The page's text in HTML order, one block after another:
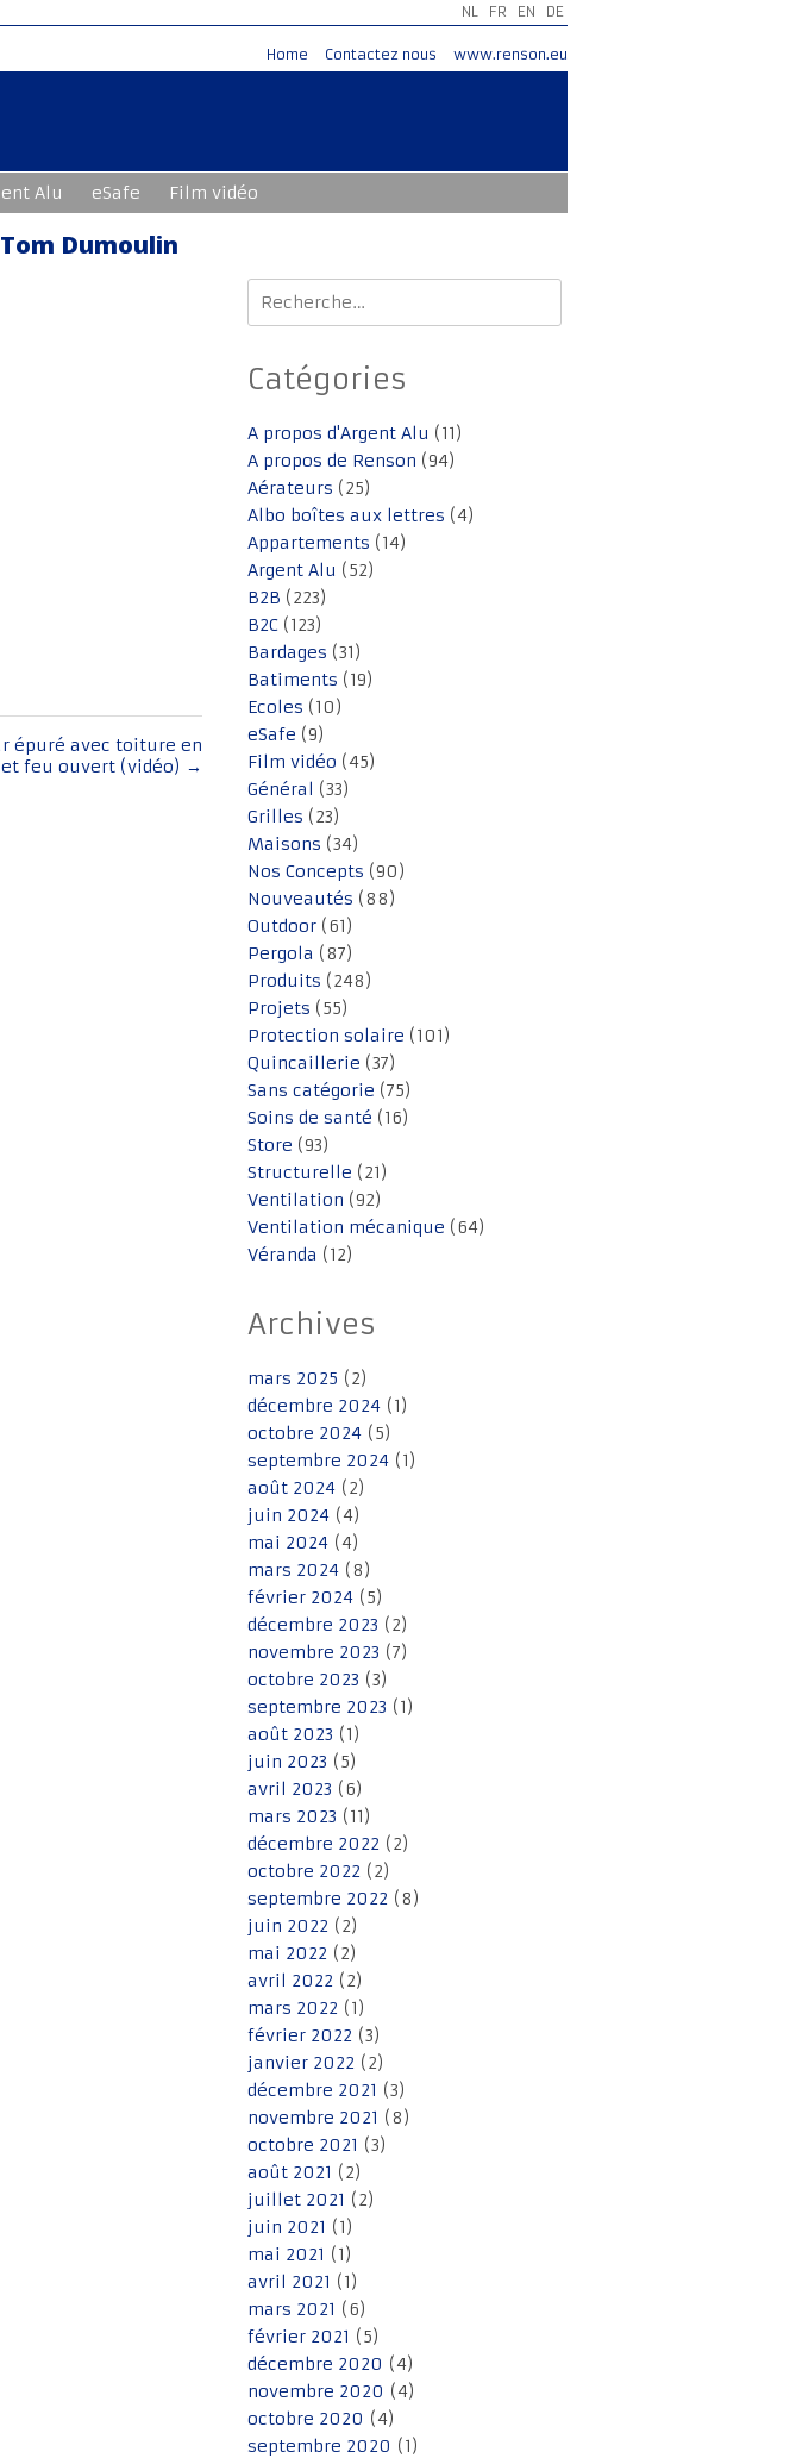
NL FR EN DE
Home Contactez nous www.renson.eu
Alu eSafe Film vidéo
Dumoulin
épuré avec toiture en
feu ouvert (vidéo) →
Rechercher :
Catégories
A propos d'Argent Alu (11)
A propos de Renson (94)
Aérateurs (25)
Albo boîtes aux lettres (4)
Appartements (14)
Argent Alu (52)
B2B (223)
B2C (123)
Bardages (31)
Batiments (19)
Ecoles (10)
eSafe (9)
Film vidéo (45)
Général (33)
Grilles (23)
Maisons (34)
Nos Concepts (90)
Nouveautés (88)
Outdoor (61)
Pergola (87)
Produits (248)
Projets (55)
Protection solaire (101)
Quincaillerie (37)
Sans catégorie (75)
Soins de santé (16)
Store (93)
Structurelle (21)
Ventilation (92)
Ventilation mécanique (64)
Véranda (12)
Archives
mars 2025 (2)
décembre 2024 (1)
octobre 2024 (5)
septembre 2024 (1)
août 2024 (2)
juin 2024 (4)
mai 2024 (4)
mars 2024 (8)
février 2024 (5)
décembre 2023 (2)
novembre 2023 (7)
octobre 2023 (3)
septembre 2023 (1)
août 2023 (1)
juin 2023 (5)
avril 2023 (6)
mars 2023 (11)
décembre 2022 (2)
octobre 2022 (2)
septembre 2022 (8)
juin 2022 (2)
mai 2022 (2)
avril 2022 (2)
mars 2022 (1)
février 2022 (3)
janvier 2022 (2)
décembre 2021 (3)
novembre 2021 (8)
octobre 2021 (3)
août 2021 (2)
juillet 2021 (2)
juin 2021 (1)
mai 2021 (1)
avril 2021 (1)
mars 2021 (6)
février 2021 (5)
décembre 2020 (4)
novembre 2020 (4)
octobre 2020 (4)
septembre 2020 (1)